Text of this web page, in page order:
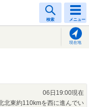
検索 メニュー
現在地
06日19:00現在
北東約110kmを西に進んでい